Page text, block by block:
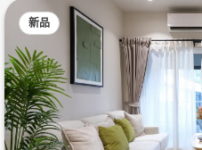
新品